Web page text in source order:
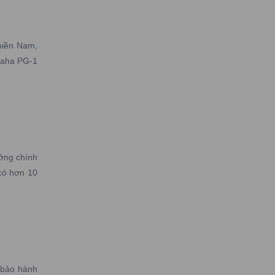
Nam,
PG-1
chính
hơn 10
hành